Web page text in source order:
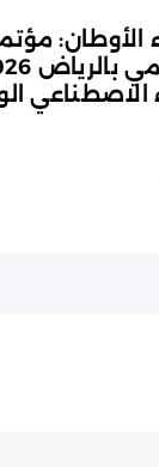
الأوطان:
الاصطناعي